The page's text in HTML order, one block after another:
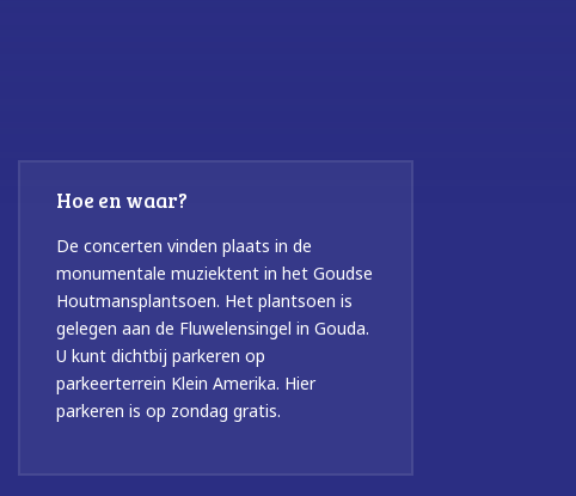
Hoe en waar?
De concerten vinden plaats in de
monumentale muziektent in het Goudse
Houtmansplantsoen. Het plantsoen is
gelegen aan de Fluwelensingel in Gouda.
U kunt dichtbij parkeren op
parkeerterrein Klein Amerika. Hier
parkeren is op zondag gratis.